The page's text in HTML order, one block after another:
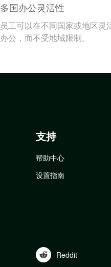
多国办公灵活性
员工可以在不同国家或地区灵
办公，而不受地域限制。
支持
帮助中心
设置指南
Reddit